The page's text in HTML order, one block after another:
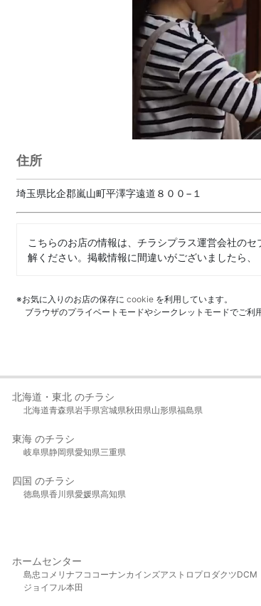
住所
埼玉県比企郡嵐山町平澤字遠道８００−１
こちらのお店の情報は、チラシプラス運営会社の
解ください。掲載情報に間違いがございましたら、
※お気に入りのお店の保存に cookie を利用しています。
ブラウザのプライベートモードやシークレットモードでご
北海道・東北 のチラシ
北海道青森県岩手県宮城県秋田県山形県福島県
東海 のチラシ
岐阜県静岡県愛知県三重県
四国 のチラシ
徳島県香川県愛媛県高知県
ホームセンター
島忠 コメリ ナフコ コーナンカインズアストロプロダクツDCM
ジョイフル本田